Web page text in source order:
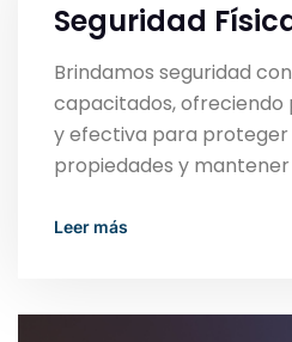
Seguridad
Brindamos seguridad
capacitados, ofreciendo
y efectiva para proteger
propiedades y
Read More